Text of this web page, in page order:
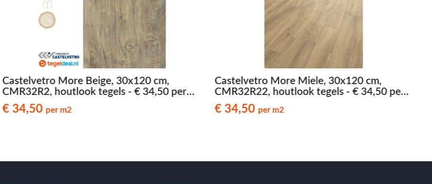
Castelvetro More Beige, 30x120 cm,
CMR32R2, houtlook tegels - € 34,50 per
m2
€ 34,50 per m2
Castelvetro More Miele, 30x120 cm,
CMR32R22, houtlook tegels - € 34,50 per
m2
€ 34,50 per m2